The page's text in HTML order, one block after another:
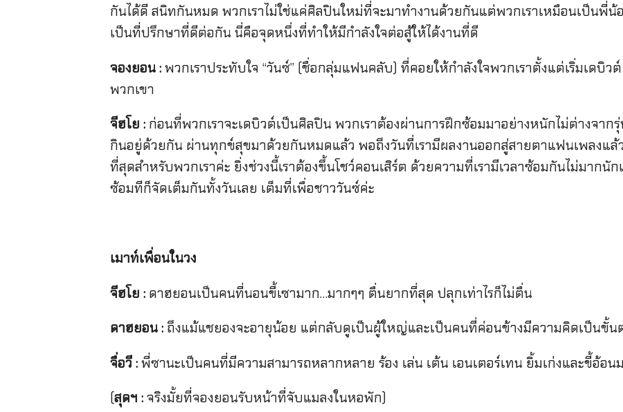
กันได้ดี สนิทกันหมด พวกเราไม่ใช่แค่ศิลปินใหม่ที่จะมาทำงานด้วยกันแต่พวกเราเหมือนเป็นพี่น้อ
เป็นที่ปรึกษาที่ดีต่อกัน นี่คือจุดหนึ่งที่ทำให้มีกำลังใจต่อสู้ให้ได้งานที่ดี
จองยอน :พวกเราประทับใจ “วันซ์” (ชื่อกลุ่มแฟนคลับ) ที่คอยให้กำลังใจพวกเราตั้งแต่เริ่มเดบิว
พวกเขา
จีฮโย :ก่อนที่พวกเราจะเดบิวต์เป็นศิลปิน พวกเราต้องผ่านการฝึกซ้อมมาอย่างหนักไม่ต่างจาก
กินอยู่ด้วยกัน ผ่านทุกข์สุขมาด้วยกันหมดแล้ว พอถึงวันที่เรามีผลงานออกสู่สายตาแฟนเพลงแล้
ที่สุดสำหรับพวกเราค่ะ ยิ่งช่วงนี้เราต้องขึ้นโชว์คอนเสิร์ต ด้วยความที่เรามีเวลาซ้อมกันไม่มากนั
ซ้อมทีก็จัดเต็มกันทั้งวันเลย เต็มที่เพื่อชาววันซ์ค่ะ
เมาท์เพื่อนในวง
จีฮโย :ดาฮยอนเป็นคนที่นอนขี้เซามาก…มากๆๆ ตื่นยากที่สุด ปลุกเท่าไรก็ไม่ตื่น
ดาฮยอน :ถึงแม้แชยองจะอายุน้อย แต่กลับดูเป็นผู้ใหญ่และเป็นคนที่ค่อนข้างมีความคิดเป็นขั้น
จื่อวี : พี่ซานะเป็นคนที่มีความสามารถหลากหลาย ร้อง เล่น เต้น เอนเตอร์เทน ยิ้มเก่งและขี้อ้อน
(สุดฯ : จริงมั้ยที่จองยอนรับหน้าที่จับแมลงในหอพัก)